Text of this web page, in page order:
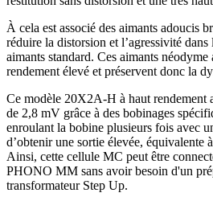
À cela est associé des aimants adoucis
réduire la distorsion et l’agressivité dans
aimants standard. Ces aimants néodyme
rendement élevé et préservent donc la
Ce modèle 20X2A-H à haut rendement
de 2,8 mV grâce à des bobinages
enroulant la bobine plusieurs fois avec
d’obtenir une sortie élevée, équivalente
Ainsi, cette cellule MC peut être
PHONO MM sans avoir besoin d'un
transformateur Step Up.